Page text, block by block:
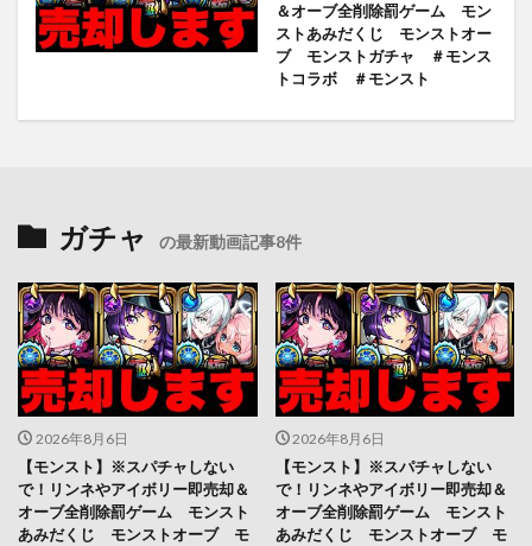
＆オーブ全削除罰ゲーム モン
ストあみだくじ モンストオー
ブ モンストガチャ ＃モンス
トコラボ ＃モンスト
ガチャ の最新動画記事8件
2026年8月6日
【モンスト】※スパチャしない
で！リンネやアイボリー即売却＆
オーブ全削除罰ゲーム モンスト
あみだくじ モンストオーブ モ
2026年8月6日
【モンスト】※スパチャしない
で！リンネやアイボリー即売却＆
オーブ全削除罰ゲーム モンスト
あみだくじ モンストオーブ モ